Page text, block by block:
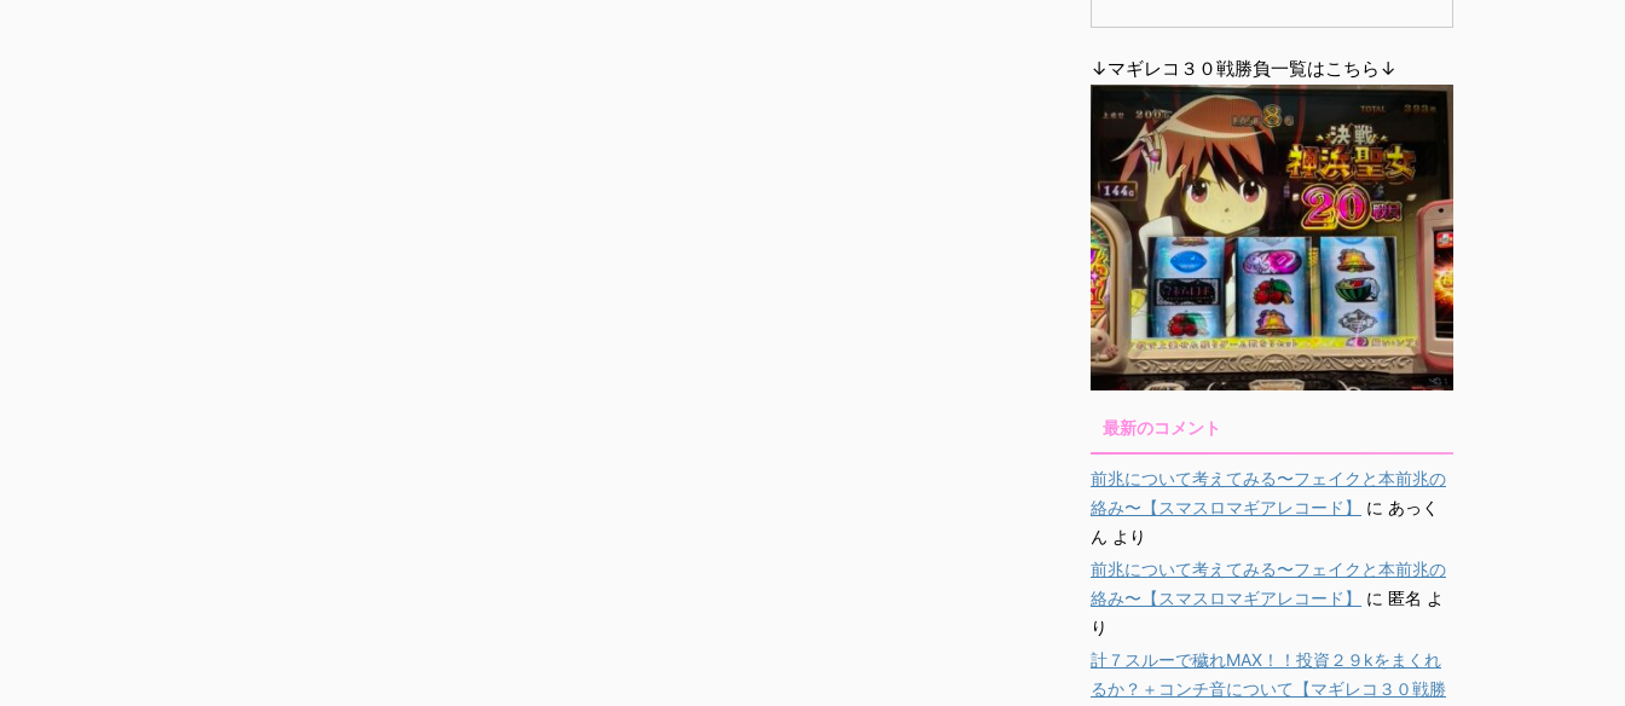
↓マギレコ３０戦勝負一覧はこちら↓
最新のコメント
前兆について考えてみる〜フェイクと本前兆の
絡み〜【スマスロマギアレコード】
に あっく
ん より
前兆について考えてみる〜フェイクと本前兆の
絡み〜【スマスロマギアレコード】
に 匿名 よ
り
計７スルーで穢れMAX！！投資２９kをまくれ
るか？＋コンチ音について【マギレコ３０戦勝